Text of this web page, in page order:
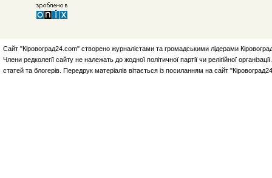
Сайт "Кіровоград24.com" створено журналістами та громадськими лідерами
Члени редколегії сайту не належать до жодної політичної партії чи релігійної
статей та блогерів. Передрук матеріалів вітається із посиланням на сайт